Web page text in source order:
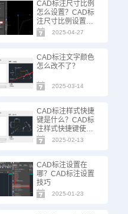
CAD标注尺寸比例
怎么设置？CAD标
注尺寸比例设置方
法
2025-04-27
CAD标注文字颜色
怎么改不了？
2025-03-14
CAD标注样式快捷
键是什么？CAD标
注样式快捷键使用
方法
2025-02-13
CAD标注设置在
哪？CAD标注设置
技巧
2025-01-23